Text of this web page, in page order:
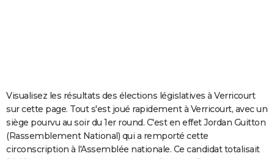
Carte de Noël
Carte Bonne année
Carte Saint-Valentin
Carte Pâques
Carte d'anniversaire
DICTIONNAIRE
Dictionnaire
Biographies
Citations
Expressions
Proverbes
PROGRAMME TV
Visualisez les résultats des élections législatives à Verricourt
sur cette page. Tout s'est joué rapidement à Verricourt, avec un
siège pourvu au soir du 1er round. C'est en effet Jordan Guitton
(Rassemblement National) qui a remporté cette
circonscription à l'Assemblée nationale. Ce candidat totalisait